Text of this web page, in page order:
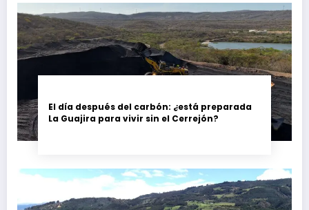
El día después del carbón: ¿está preparada
La Guajira para vivir sin el Cerrejón?